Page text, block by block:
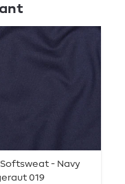
Softsweat - Navy
019